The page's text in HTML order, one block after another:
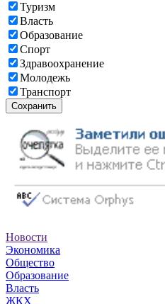
Туризм
Власть
Образование
Спорт
Здравоохранение
Молодежь
Транспорт
Сохранить
Новости
Экономика
Общество
Образование
Власть
ЖКХ